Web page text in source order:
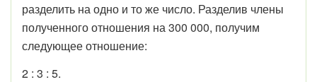
разделить на одно и то же число. Разделив члены
полученного отношения на 300 000, получим
следующее отношение:
2 : 3 : 5.